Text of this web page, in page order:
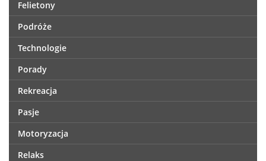
Felietony
Podróże
Technologie
Porady
Rekreacja
Pasje
Motoryzacja
Relaks